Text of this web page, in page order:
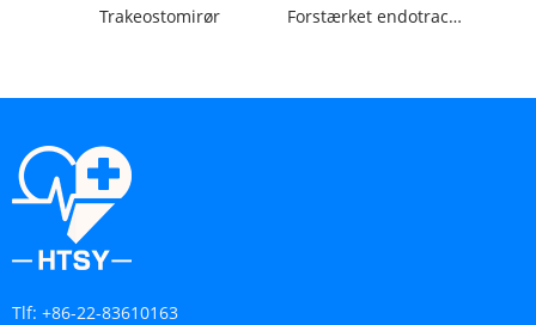
Trakeostomirør Forstærket endotracheal tube
Tlf: +86-22-83610163